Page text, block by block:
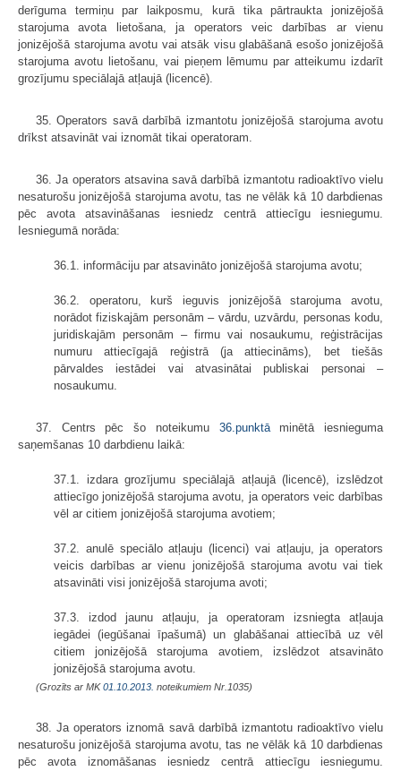
derīguma termiņu par laikposmu, kurā tika pārtraukta jonizējošā
starojuma avota lietošana, ja operators veic darbības ar vienu
jonizējošā starojuma avotu vai atsāk visu glabāšanā esošo jonizējošā
starojuma avotu lietošanu, vai pieņem lēmumu par atteikumu izdarīt
grozījumu speciālajā atļaujā (licencē).
35. Operators savā darbībā izmantotu jonizējošā starojuma avotu
drīkst atsavināt vai iznomāt tikai operatoram.
36. Ja operators atsavina savā darbībā izmantotu radioaktīvo vielu
nesaturošu jonizējošā starojuma avotu, tas ne vēlāk kā 10 darbdienas
pēc avota atsavināšanas iesniedz centrā attiecīgu iesniegumu.
Iesniegumā norāda:
36.1. informāciju par atsavināto jonizējošā starojuma avotu;
36.2. operatoru, kurš ieguvis jonizējošā starojuma avotu,
norādot fiziskajām personām – vārdu, uzvārdu, personas kodu,
juridiskajām personām – firmu vai nosaukumu, reģistrācijas
numuru attiecīgajā reģistrā (ja attiecināms), bet tiešās
pārvaldes iestādei vai atvasinātai publiskai personai –
nosaukumu.
37. Centrs pēc šo noteikumu 36.punktāminētā iesnieguma
saņemšanas 10 darbdienu laikā:
37.1. izdara grozījumu speciālajā atļaujā (licencē), izslēdzot
attiecīgo jonizējošā starojuma avotu, ja operators veic darbības
vēl ar citiem jonizējošā starojuma avotiem;
37.2. anulē speciālo atļauju (licenci) vai atļauju, ja operators
veicis darbības ar vienu jonizējošā starojuma avotu vai tiek
atsavināti visi jonizējošā starojuma avoti;
37.3. izdod jaunu atļauju, ja operatoram izsniegta atļauja
iegādei (iegūšanai īpašumā) un glabāšanai attiecībā uz vēl
citiem jonizējošā starojuma avotiem, izslēdzot atsavināto
jonizējošā starojuma avotu.
(Grozīts ar MK01.10.2013. noteikumiem Nr.1035)
38. Ja operators iznomā savā darbībā izmantotu radioaktīvo vielu
nesaturošu jonizējošā starojuma avotu, tas ne vēlāk kā 10 darbdienas
pēc avota iznomāšanas iesniedz centrā attiecīgu iesniegumu.